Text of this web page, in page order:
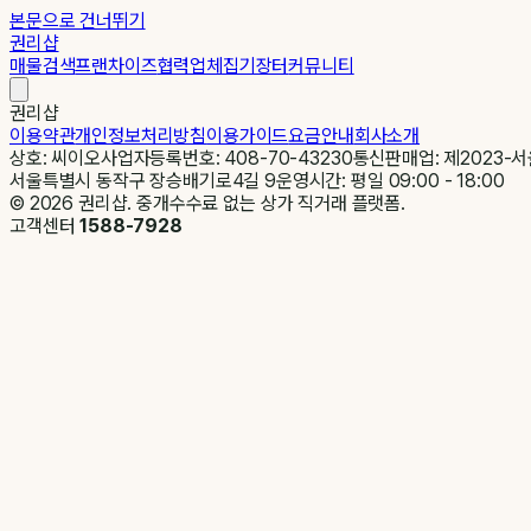
본문으로 건너뛰기
권리샵
매물검색프랜차이즈협력업체집기장터커뮤니티
권리샵
이용약관개인정보처리방침이용가이드요금안내회사소개
상호: 씨이오사업자등록번호: 408-70-43230통신판매업: 제2023-
서울특별시 동작구 장승배기로4길 9운영시간: 평일 09:00 - 18:00
© 2026 권리샵. 중개수수료 없는 상가 직거래 플랫폼.
고객센터1588-7928